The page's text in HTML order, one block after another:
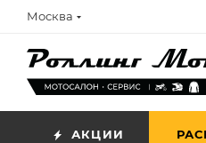
Москва
АКЦИИ